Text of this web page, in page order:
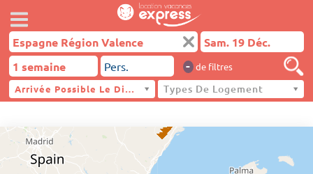
- de filtres
Arrivée Possible Le DimancheTypes De Logement
Espagne Région Valence